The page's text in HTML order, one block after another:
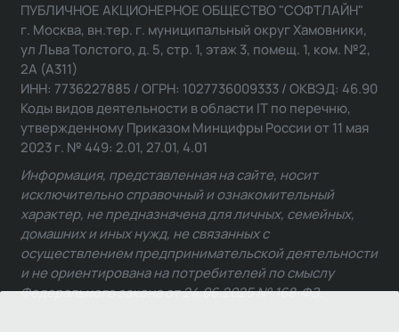
ПУБЛИЧНОЕ АКЦИОНЕРНОЕ ОБЩЕСТВО "СОФТЛАЙН"
г. Москва, вн.тер. г. муниципальный округ Хамовники,
ул Льва Толстого, д. 5, стр. 1, этаж 3, помещ. 1, ком. №2,
2А (А311)
ИНН: 7736227885 / ОГРН: 1027736009333 / ОКВЭД: 46.90
Коды видов деятельности в области IT по перечню,
утвержденному Приказом Минцифры России от 11 мая
2023 г. № 449: 2.01, 27.01, 4.01
Информация, представленная на сайте, носит
исключительно справочный и ознакомительный
характер, не предназначена для личных, семейных,
домашних и иных нужд, не связанных с
осуществлением предпринимательской деятельности
и не ориентирована на потребителей по смыслу
Федерального закона от 24.06.2025 № 168-ФЗ.